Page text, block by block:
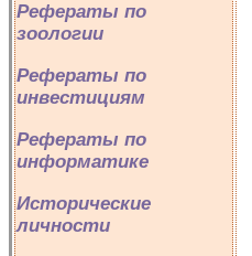
Рефераты по
зоологии
Рефераты по
инвестициям
Рефераты по
информатике
Исторические
личности